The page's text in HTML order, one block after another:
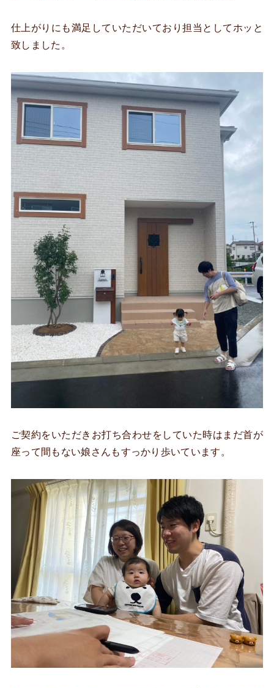
仕上がりにも満足していただいており担当としてホッと
致しました。
ご契約をいただきお打ち合わせをしていた時はまだ首が
座って間もない娘さんもすっかり歩いています。